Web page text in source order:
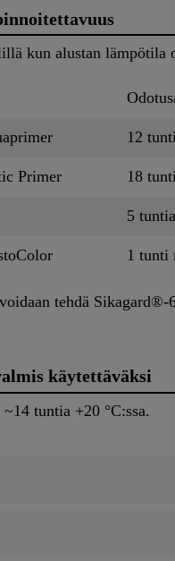
kun alustan lämpötila
12
Primer 18
5
1 tunti
tehdä
käytettäväksi
tuntia +20 °C:ssa.